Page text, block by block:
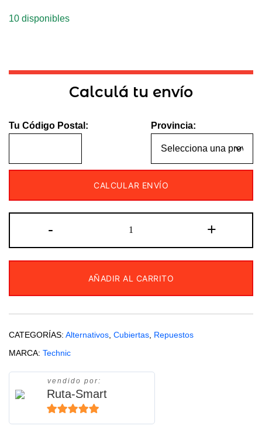
10 disponibles
Calculá tu envío
Tu Código Postal: Provincia:
CALCULAR ENVÍO
-
120/80-
18
PLUS
TECHNIC
cantidad
+
AÑADIR AL CARRITO
CATEGORÍAS: Alternativos Cubiertas Repuestos
MARCA: Technic
vendido por:
Ruta-Smart
5de 5